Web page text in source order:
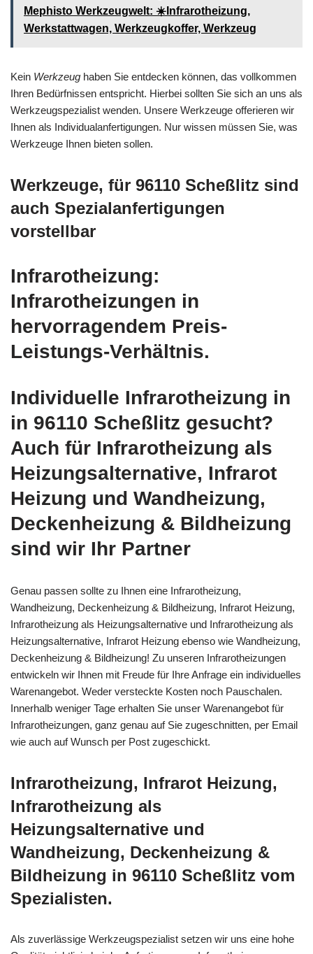
Mephisto Werkzeugwelt: ☀️Infrarotheizung,
Werkstattwagen, Werkzeugkoffer, Werkzeug
Kein Werkzeug haben Sie entdecken können, das vollkommen
Ihren Bedürfnissen entspricht. Hierbei sollten Sie sich an uns als
Werkzeugspezialist wenden. Unsere Werkzeuge offerieren wir
Ihnen als Individualanfertigungen. Nur wissen müssen Sie, was
Werkzeuge Ihnen bieten sollen.
Werkzeuge, für 96110 Scheßlitz sind
auch Spezialanfertigungen
vorstellbar
Infrarotheizung:
Infrarotheizungen in
hervorragendem Preis-
Leistungs-Verhältnis.
Individuelle Infrarotheizung in
in 96110 Scheßlitz gesucht?
Auch für Infrarotheizung als
Heizungsalternative, Infrarot
Heizung und Wandheizung,
Deckenheizung & Bildheizung
sind wir Ihr Partner
Genau passen sollte zu Ihnen eine Infrarotheizung,
Wandheizung, Deckenheizung & Bildheizung, Infrarot Heizung,
Infrarotheizung als Heizungsalternative und Infrarotheizung als
Heizungsalternative, Infrarot Heizung ebenso wie Wandheizung,
Deckenheizung & Bildheizung! Zu unseren Infrarotheizungen
entwickeln wir Ihnen mit Freude für Ihre Anfrage ein individuelles
Warenangebot. Weder versteckte Kosten noch Pauschalen.
Innerhalb weniger Tage erhalten Sie unser Warenangebot für
Infrarotheizungen, ganz genau auf Sie zugeschnitten, per Email
wie auch auf Wunsch per Post zugeschickt.
Infrarotheizung, Infrarot Heizung,
Infrarotheizung als
Heizungsalternative und
Wandheizung, Deckenheizung &
Bildheizung in 96110 Scheßlitz vom
Spezialisten.
Als zuverlässige Werkzeugspezialist setzen wir uns eine hohe